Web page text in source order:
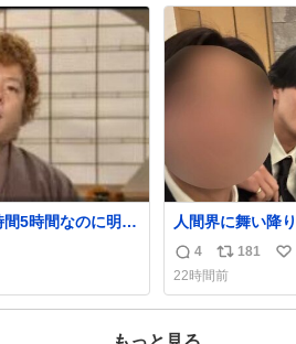
い 「井戸水」
数
ス
ト
数
ね
数
5時間なのに明後
人間界に舞い降
極のアイドル過
返
信
数
4
リ
ポ
ス
181
い
ね
22時間前